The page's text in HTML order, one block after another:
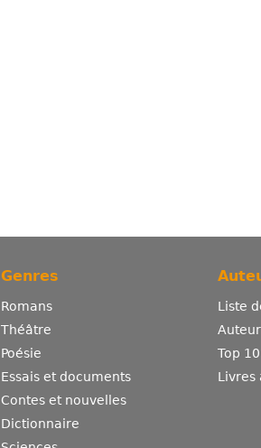
Genres
Romans
Théâtre
Poésie
Essais et documents
Contes et nouvelles
Dictionnaire
Liste
Top
Livres